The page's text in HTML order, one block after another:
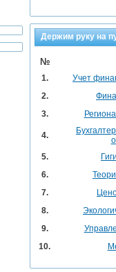
Держим руку на
№
1.
Учет
2.
3.
4.
5.
6.
7.
8.
9.
10.